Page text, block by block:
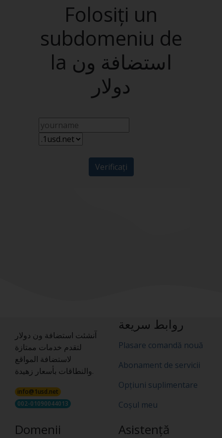
Folosiți un
subdomeniu de
la استضافة ون
دولار
Verificați
آنشئت استضافة ون دولار
لتقدم خدمات ممتازة
لاستضافة المواقع
والنطاقات بأسعار زهيدة.
info@1usd.net
002-01090044013
روابط سريعة
Plasare comandă nouă
Abonament de servicii
Opțiuni suplimentare
Coșul meu
Domenii Asistență